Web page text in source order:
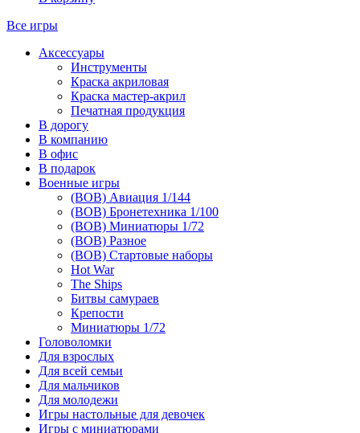
Все игры
Аксессуары
Инструменты
Краска акриловая
Краска мастер-акрил
Печатная продукция
В дорогу
В компанию
В офис
В подарок
Военные игры
(ВОВ) Авиация 1/144
(ВОВ) Бронетехника 1/100
(ВОВ) Миниатюры 1/72
(ВОВ) Разное
(ВОВ) Стартовые наборы
Hot War
The Ships
Битвы самураев
Крепости
Миниатюры 1/72
Головоломки
Для взрослых
Для всей семьи
Для мальчиков
Для молодежи
Игры настольные для девочек
Игры с миниатюрами